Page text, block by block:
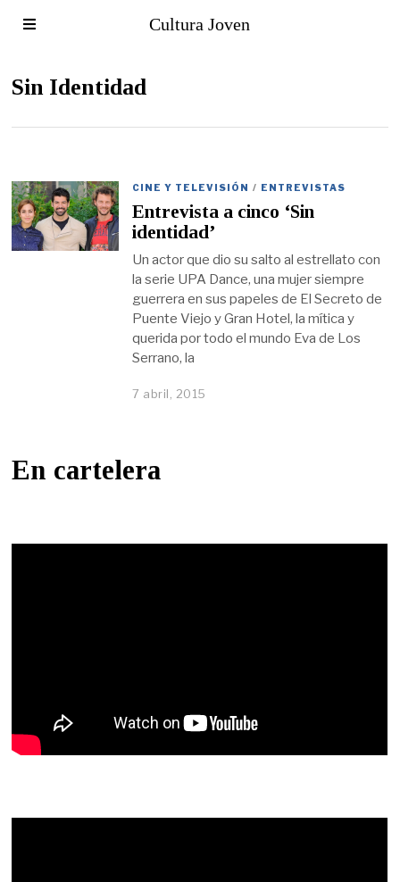
Cultura Joven
Sin Identidad
CINE Y TELEVISIÓN / ENTREVISTAS
Entrevista a cinco ‘Sin
identidad’
Un actor que dio su salto al estrellato con
la serie UPA Dance, una mujer siempre
guerrera en sus papeles de El Secreto de
Puente Viejo y Gran Hotel, la mítica y
querida por todo el mundo Eva de Los
Serrano, la
7 abril, 2015
En cartelera